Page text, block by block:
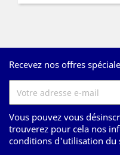
Recevez nos offres
Vous pouvez vous
trouverez pour cela nos
conditions d'utilisation du